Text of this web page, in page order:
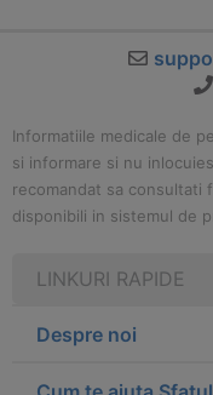
Informatiile medicale de
si informare si nu
recomandat sa consultati
disponibili in sistemul de
LINKURI RAPIDE
Despre noi